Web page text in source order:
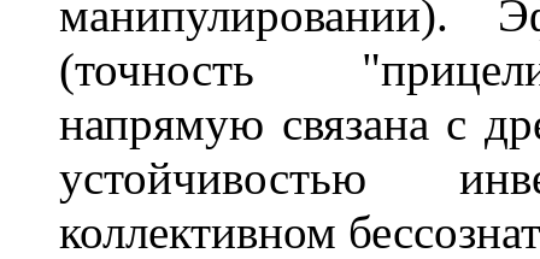
манипулировании).
(точность
напрямую связана с
устойчивостью
коллективном